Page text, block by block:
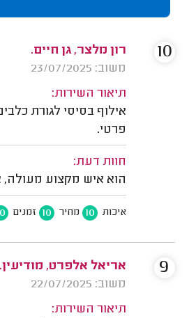
רון מלצר, גן חיים.
משוב: 23/07/2025
תיאור השירות:
אילוף בסיסי לגורת
פרטי.
חוות דעת:
הוא איש מקצוע מעולה,
איכות 10 מחיר 10 זמנים
10
אריאל אלפרט, מודיעין.
משוב: 22/07/2025
תיאור השירות:
9